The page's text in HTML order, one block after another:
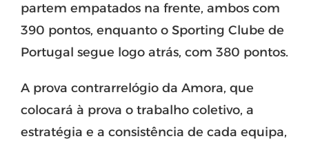
partem empatados na frente, ambos com
390 pontos, enquanto o Sporting Clube de
Portugal segue logo atrás, com 380 pontos.
A prova contrarrelógio da Amora, que
colocará à prova o trabalho coletivo, a
estratégia e a consistência de cada equipa,